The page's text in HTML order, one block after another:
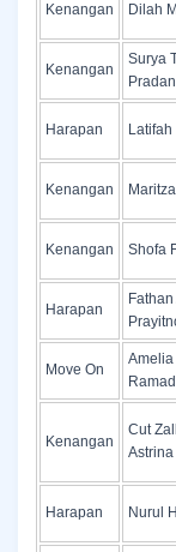
Kenangan Dilah
Kenangan
Surya
Harapan
Kenangan
Kenangan Shofa
Harapan
Move On
Amelia
Kenangan
Cut
Astrina
Harapan Nurul